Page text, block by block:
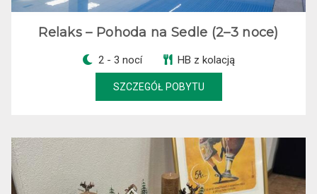
Relaks – Pohoda na Sedle (2–3 noce)
2 - 3 nocí HB z kolacją
SZCZEGÓŁ POBYTU